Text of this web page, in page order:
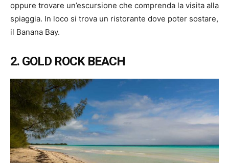
oppure trovare un’escursione che comprenda la visita alla
spiaggia. In loco si trova un ristorante dove poter sostare,
il Banana Bay.
2. GOLD ROCK BEACH